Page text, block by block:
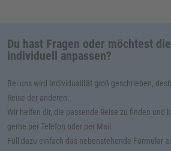
Du hast Fragen oder möchtest
individuell anpassen?
Bei uns wird Individualität groß geschrieben,
Reise der anderen.
Wir helfen dir, die passende Reise zu finden und
gerne per Telefon oder per Mail.
Füll dazu einfach das nebenstehende Formular